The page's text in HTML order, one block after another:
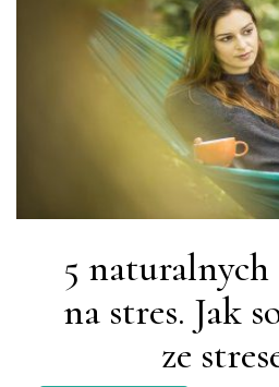
5 naturalnych
na stres. Jak
ze